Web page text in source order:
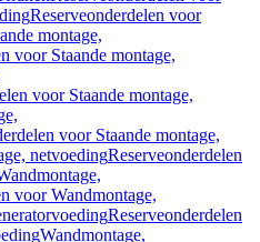
Reserveonderdelen voor
montage,
voor Staande montage,
voor Staande montage,
voor Staande montage,
netvoedingReserveonderdelen
voor Wandmontage,
Reserveonderdelen
Wandmontage,